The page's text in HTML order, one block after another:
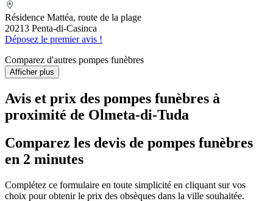
TRAVAGLINI
Résidence Mattéa, route de la plage
20213 Penta-di-Casinca
Déposez le premier avis !
Comparez d'autres pompes funèbres
Afficher plus
Avis et prix des pompes funèbres à
proximité de Olmeta-di-Tuda
Comparez les devis de pompes funèbres
en 2 minutes
Complétez ce formulaire en toute simplicité en cliquant sur vos
choix pour obtenir le prix des obsèques dans la ville souhaitée.